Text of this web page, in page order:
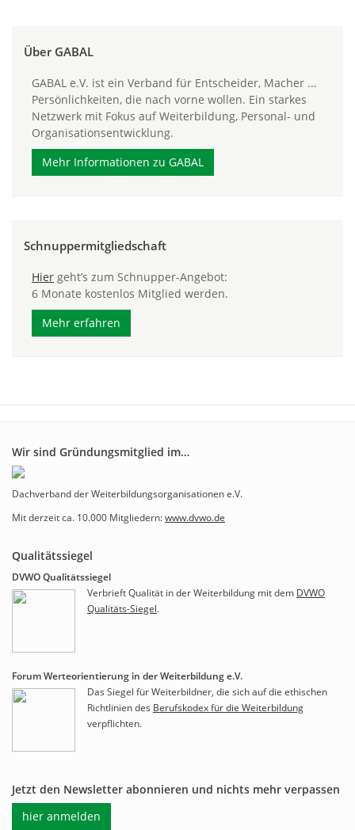
Über GABAL
GABAL e.V. ist ein Verband für Entscheider, Macher ...
Persönlichkeiten, die nach vorne wollen. Ein starkes
Netzwerk mit Fokus auf Weiterbildung, Personal- und
Organisationsentwicklung.
Mehr Informationen zu GABAL
Schnuppermitgliedschaft
Hier geht’s zum Schnupper-Angebot:
6 Monate kostenlos Mitglied werden.
Mehr erfahren
Wir sind Gründungsmitglied im…
Dachverband der Weiterbildungsorganisationen e.V.
Mit derzeit ca. 10.000 Mitgliedern:www.dvwo.de
Qualitätssiegel
DVWO Qualitätssiegel
Verbrieft Qualität in der Weiterbildung mit dem DVWO
Qualitäts-Siegel.
Forum Werteorientierung in der Weiterbildung e.V.
Das Siegel für Weiterbildner, die sich auf die ethischen
Richtlinien des Berufskodex für die Weiterbildung
verpflichten.
Jetzt den Newsletter abonnieren und nichts mehr verpassen
hier anmelden